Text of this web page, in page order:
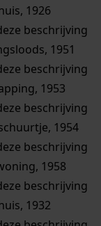
1926
beschrijving
1951
beschrijving
1953
beschrijving
1954
beschrijving
1958
beschrijving
1932